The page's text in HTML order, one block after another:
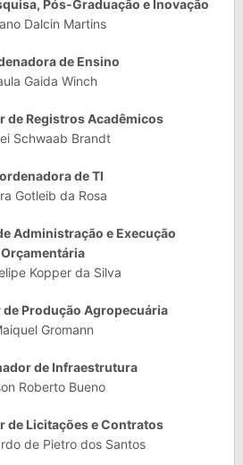
Pós-Graduação e Inovação
Dalcin Martins
de Ensino
Gaida Winch
de Registros Acadêmicos
Schwaab Brandt
de TI
Gotleib da Rosa
Administração e Execução
Orçamentária
Kopper da Silva
Produção Agropecuária
Gromann
de Infraestrutura
Roberto Bueno
de Licitações e Contratos
de Pietro dos Santos